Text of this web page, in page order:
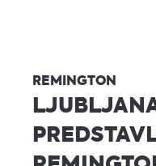
REMINGTON